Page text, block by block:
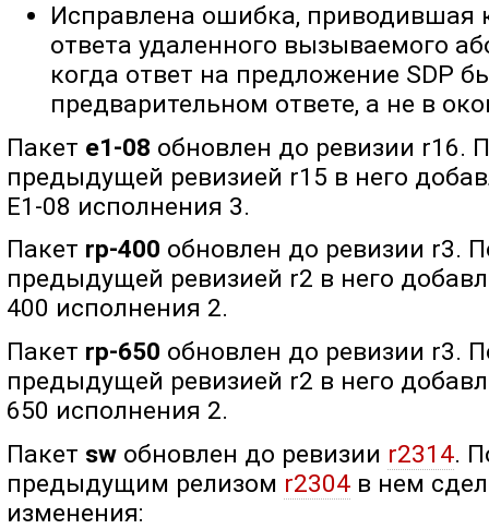
Исправлена ошибка, приводившая
ответа удаленного вызываемого
когда ответ на предложение SDP
предварительном ответе, а не в
Пакет e1-08 обновлен до ревизии r16.
предыдущей ревизией r15 в него
E1-08 исполнения 3.
Пакет rp-400 обновлен до ревизии r3.
предыдущей ревизией r2 в него
400 исполнения 2.
Пакет rp-650 обновлен до ревизии r3.
предыдущей ревизией r2 в него
650 исполнения 2.
Пакет sw обновлен до ревизии r2314.
предыдущим релизом r2304 в нем
изменения: